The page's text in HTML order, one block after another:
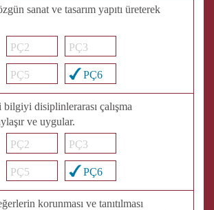
sanat ve tasarım yapıtı üreterek
PÇ2 PÇ3
PÇ5 PÇ6
bilgiyi disiplinlerarası çalışma
ve uygular.
PÇ2 PÇ3
PÇ5 PÇ6
korunması ve tanıtılması